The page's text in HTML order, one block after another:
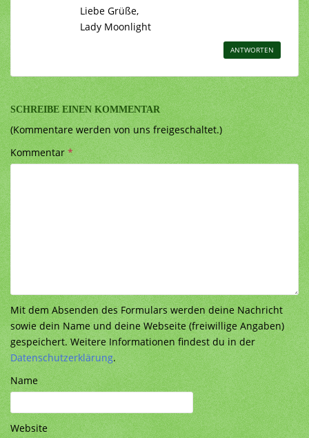
Liebe Grüße,
Lady Moonlight
ANTWORTEN
SCHREIBE EINEN KOMMENTAR
(Kommentare werden von uns freigeschaltet.)
Kommentar*
Mit dem Absenden des Formulars werden deine Nachricht
sowie dein Name und deine Webseite (freiwillige Angaben)
gespeichert. Weitere Informationen findest du in der
Datenschutzerklärung.
Name
Website